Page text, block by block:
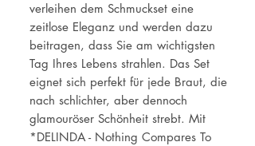
verleihen dem Schmuckset eine
zeitlose Eleganz und werden dazu
beitragen, dass Sie am wichtigsten
Tag Ihres Lebens strahlen. Das Set
eignet sich perfekt für jede Braut, die
nach schlichter, aber dennoch
glamouröser Schönheit strebt. Mit
*DELINDA - Nothing Compares To